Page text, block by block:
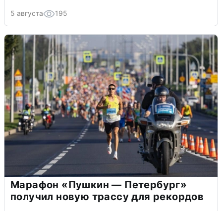
5 августа 195
Марафон «Пушкин — Петербург»
получил новую трассу для рекордов